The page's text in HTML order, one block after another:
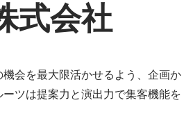
式会社
会を最大限活かせるよう、企画か
ツは提案力と演出力で集客機能を